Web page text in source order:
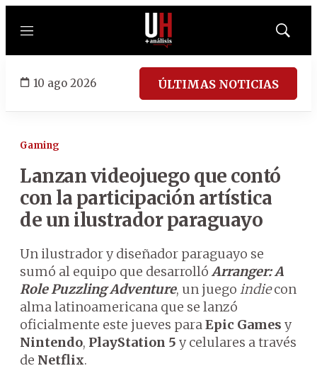
Menú
Mostrar
10 ago 2026 ÚLTIMAS NOTICIAS
Gaming
Lanzan videojuego que contó
con la participación artística
de un ilustrador paraguayo
Un ilustrador y diseñador paraguayo se
sumó al equipo que desarrolló Arranger: A
Role Puzzling Adventure, un juego indiecon
alma latinoamericana que se lanzó
oficialmente este jueves paraEpic Games y
Nintendo, PlayStation 5 y celulares a través
de Netflix.